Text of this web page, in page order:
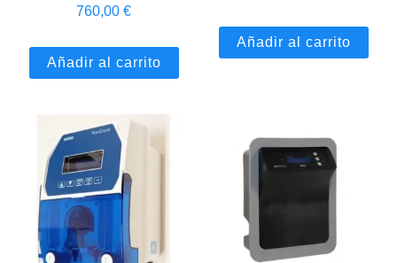
760,00 €
Añadir al carrito
Añadir al carrito